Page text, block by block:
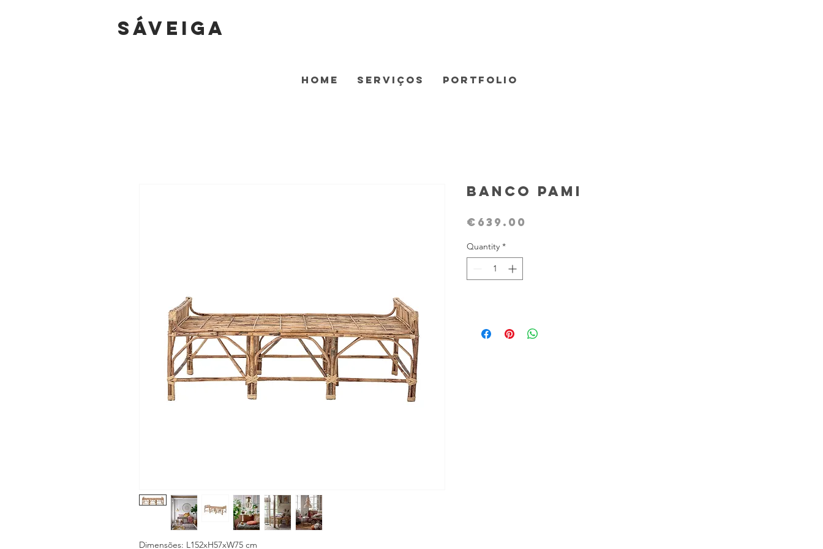
sáVEIGA
Home Serviços Portfolio
Dimensões: L152xH57xW75 cm
Banco Pami
€639.00
Quantity *